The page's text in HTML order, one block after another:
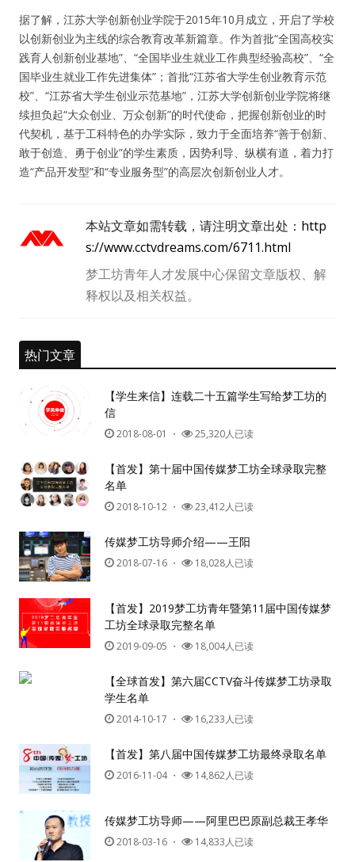
记住我的登录状态
没帐号？注册一个
据了解，江苏大学创新创业学院于2015年10月成立，开启了学校
以创新创业为主线的综合教育改革新篇章。作为首批“全国高校实
践育人创新创业基地”、“全国毕业生就业工作典型经验高校”、“全
国毕业生就业工作先进集体”；首批“江苏省大学生创业教育示范
校”、“江苏省大学生创业示范基地”，江苏大学创新创业学院将继
续担负起“大众创业、万众创新”的时代使命，把握创新创业的时
代契机，基于工科特色的办学实际，致力于全面培养“善于创新、
敢于创造、勇于创业”的学生素质，因势利导、纵横有道，着力打
造“产品开发型”和“专业服务型”的高层次创新创业人才。
本站文章如需转载，请注明文章出处： http
s://www.cctvdreams.com/6711.html
梦工坊青年人才发展中心保留文章版权、解
释权以及相关权益。
热门文章
【学生来信】连载二十五篇学生写给梦工坊的
信
2018-08-01 ・ 25,320人已读
【首发】第十届中国传媒梦工坊全球录取完整
名单
2018-10-12 ・ 23,412人已读
传媒梦工坊导师介绍——王阳
2018-07-16 ・ 18,028人已读
【首发】2019梦工坊青年暨第11届中国传媒梦
工坊全球录取完整名单
2019-09-05 ・ 18,004人已读
【全球首发】第六届CCTV奋斗传媒梦工坊录取
学生名单
2014-10-17 ・ 16,233人已读
【首发】第八届中国传媒梦工坊最终录取名单
2016-11-04・ 14,862人已读
传媒梦工坊导师——阿里巴巴原副总裁王孝华
2018-03-16 ・ 14,833人已读